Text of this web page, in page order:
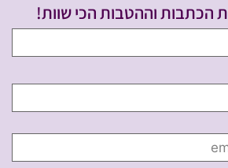
הכתבות וההטבות הכי שוות!